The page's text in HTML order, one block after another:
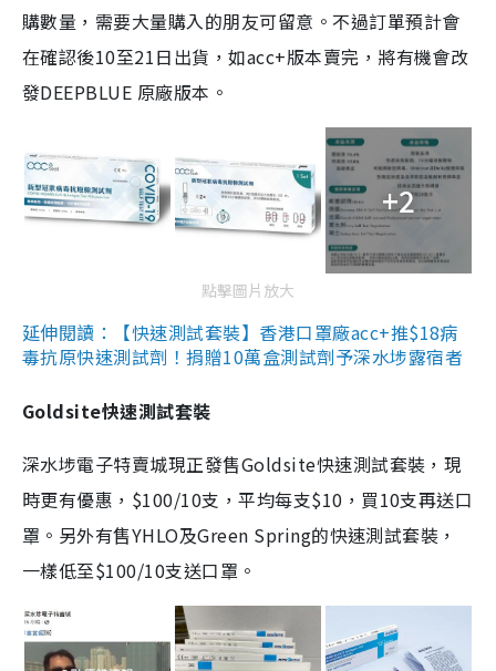
購數量，需要大量購入的朋友可留意。不過訂單預計會
在確認後10至21日出貨，如acc+版本賣完，將有機會改
發DEEPBLUE 原廠版本。
+2
點擊圖片放大
延伸閱讀：【快速測試套裝】香港口罩廠acc+推$18病
毒抗原快速測試劑！捐贈10萬盒測試劑予深水埗露宿者
Goldsite快速測試套裝
深水埗電子特賣城現正發售Goldsite快速測試套裝，現
時更有優惠，$100/10支，平均每支$10，買10支再送口
罩。另外有售YHLO及Green Spring的快速測試套裝，
一樣低至$100/10支送口罩。